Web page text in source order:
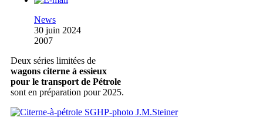
News
30 juin 2024
2007
Deux séries limitées de
wagons citerne à essieux
pour le transport de Pétrole
sont en préparation pour 2025.